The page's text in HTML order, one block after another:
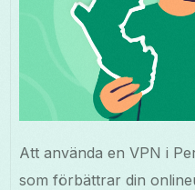
Att använda en VPN i
som förbättrar din